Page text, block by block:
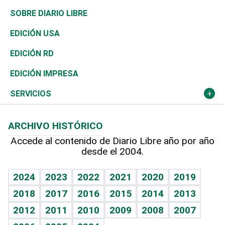
José Boquete
Reportajes
Asia
África
Ocenanía
Caribe
Resto del mundo
Consumo
Vivienda
Telecom.
Global y variable
Economía personal
Belleza
Buena Vida
Sociales
Novedades
Podcast Arte Libre
Hablando con el pediatra
Vida y familia
Eñe
Celebrando la vida
Golf
Ciclismo
Tenis
Olimpismo
Más deportes
Línea de hit
TBT Deportivo
De buena tinta
En Directo
El Espía
Noticiero Poteleche
Columnistas
Más firmas
Clima
Tecnología
Historia
Martes de tecnología
Cambio climático
Mundo
Economía
Revista
Deportes
Opinión
Hecho en casa
Guía del dinero
SOBRE DIARIO LIBRE
EDICIÓN USA
EDICIÓN RD
EDICIÓN IMPRESA
SERVICIOS
Cumpleaños
Horóscopos
Crucigramas
ARCHIVO HISTÓRICO
Accede al contenido de Diario Libre año por año
desde el 2004.
2024 2023 2022 2021 2020
2019
2018
2017 2016 2015 2014
2013
2012
2011 2010 2009 2008
2007